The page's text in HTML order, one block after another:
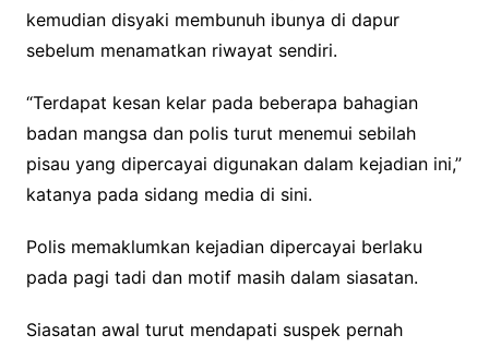
kemudian disyaki membunuh ibunya di dapur
sebelum menamatkan riwayat sendiri.
“Terdapat kesan kelar pada beberapa bahagian
badan mangsa dan polis turut menemui sebilah
pisau yang dipercayai digunakan dalam kejadian ini,”
katanya pada sidang media di sini.
Polis memaklumkan kejadian dipercayai berlaku
pada pagi tadi dan motif masih dalam siasatan.
Siasatan awal turut mendapati suspek pernah